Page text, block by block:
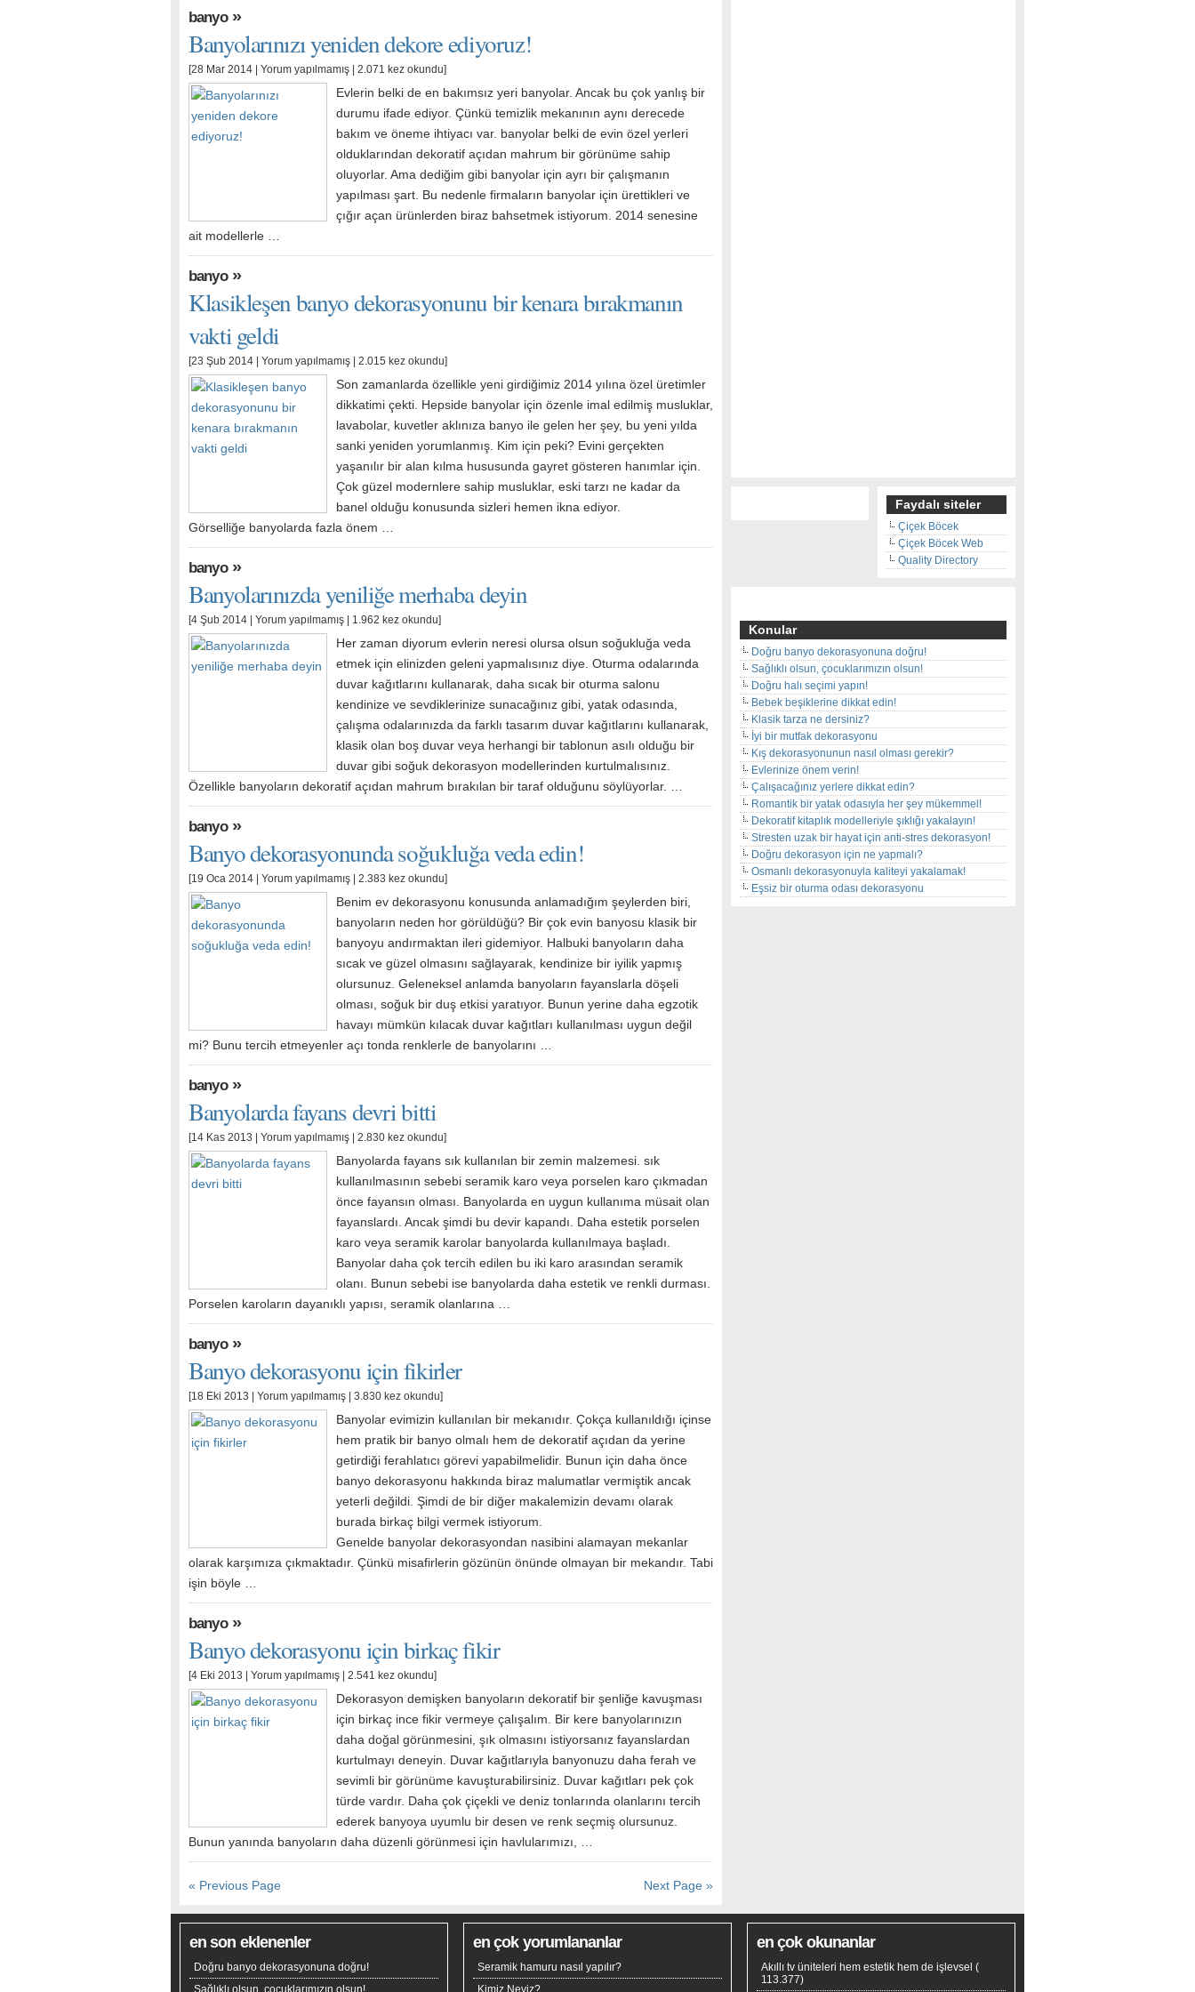
banyo»
Banyolarınızı yeniden dekore ediyoruz!
[28 Mar 2014 | Yorum yapılmamış | 2.071 kez okundu]
Evlerin belki de en bakımsız yeri banyolar. Ancak bu çok yanlış bir
durumu ifade ediyor. Çünkü temizlik mekanının aynı derecede
bakım ve öneme ihtiyacı var. banyolar belki de evin özel yerleri
olduklarından dekoratif açıdan mahrum bir görünüme sahip
oluyorlar. Ama dediğim gibi banyolar için ayrı bir çalışmanın
yapılması şart. Bu nedenle firmaların banyolar için ürettikleri ve
çığır açan ürünlerden biraz bahsetmek istiyorum. 2014 senesine
ait modellerle …
banyo»
Klasikleşen banyo dekorasyonunu bir kenara bırakmanın
vakti geldi
[23 Şub 2014 | Yorum yapılmamış | 2.015 kez okundu]
Son zamanlarda özellikle yeni girdiğimiz 2014 yılına özel üretimler
dikkatimi çekti. Hepside banyolar için özenle imal edilmiş musluklar,
lavabolar, kuvetler aklınıza banyo ile gelen her şey, bu yeni yılda
sanki yeniden yorumlanmış. Kim için peki? Evini gerçekten
yaşanılır bir alan kılma hususunda gayret gösteren hanımlar için.
Çok güzel modernlere sahip musluklar, eski tarzı ne kadar da
banel olduğu konusunda sizleri hemen ikna ediyor.
Görselliğe banyolarda fazla önem …
banyo»
Banyolarınızda yeniliğe merhaba deyin
[4 Şub 2014 | Yorum yapılmamış | 1.962 kez okundu]
Her zaman diyorum evlerin neresi olursa olsun soğukluğa veda
etmek için elinizden geleni yapmalısınız diye. Oturma odalarında
duvar kağıtlarını kullanarak, daha sıcak bir oturma salonu
kendinize ve sevdiklerinize sunacağınız gibi, yatak odasında,
çalışma odalarınızda da farklı tasarım duvar kağıtlarını kullanarak,
klasik olan boş duvar veya herhangi bir tablonun asılı olduğu bir
duvar gibi soğuk dekorasyon modellerinden kurtulmalısınız.
Özellikle banyoların dekoratif açıdan mahrum bırakılan bir taraf olduğunu söylüyorlar. …
banyo»
Banyo dekorasyonunda soğukluğa veda edin!
[19 Oca 2014 | Yorum yapılmamış | 2.383 kez okundu]
Benim ev dekorasyonu konusunda anlamadığım şeylerden biri,
banyoların neden hor görüldüğü? Bir çok evin banyosu klasik bir
banyoyu andırmaktan ileri gidemiyor. Halbuki banyoların daha
sıcak ve güzel olmasını sağlayarak, kendinize bir iyilik yapmış
olursunuz. Geleneksel anlamda banyoların fayanslarla döşeli
olması, soğuk bir duş etkisi yaratıyor. Bunun yerine daha egzotik
havayı mümkün kılacak duvar kağıtları kullanılması uygun değil
mi? Bunu tercih etmeyenler açı tonda renklerle de banyolarını …
banyo»
Banyolarda fayans devri bitti
[14 Kas 2013 | Yorum yapılmamış | 2.830 kez okundu]
Banyolarda fayans sık kullanılan bir zemin malzemesi. sık
kullanılmasının sebebi seramik karo veya porselen karo çıkmadan
önce fayansın olması. Banyolarda en uygun kullanıma müsait olan
fayanslardı. Ancak şimdi bu devir kapandı. Daha estetik porselen
karo veya seramik karolar banyolarda kullanılmaya başladı.
Banyolar daha çok tercih edilen bu iki karo arasından seramik
olanı. Bunun sebebi ise banyolarda daha estetik ve renkli durması.
Porselen karoların dayanıklı yapısı, seramik olanlarına …
banyo»
Banyo dekorasyonu için fikirler
[18 Eki 2013 | Yorum yapılmamış | 3.830 kez okundu]
Banyolar evimizin kullanılan bir mekanıdır. Çokça kullanıldığı içinse
hem pratik bir banyo olmalı hem de dekoratif açıdan da yerine
getirdiği ferahlatıcı görevi yapabilmelidir. Bunun için daha önce
banyo dekorasyonu hakkında biraz malumatlar vermiştik ancak
yeterli değildi. Şimdi de bir diğer makalemizin devamı olarak
burada birkaç bilgi vermek istiyorum.
Genelde banyolar dekorasyondan nasibini alamayan mekanlar
olarak karşımıza çıkmaktadır. Çünkü misafirlerin gözünün önünde olmayan bir mekandır. Tabi
işin böyle …
banyo»
Banyo dekorasyonu için birkaç fikir
[4 Eki 2013 | Yorum yapılmamış | 2.541 kez okundu]
Dekorasyon demişken banyoların dekoratif bir şenliğe kavuşması
için birkaç ince fikir vermeye çalışalım. Bir kere banyolarınızın
daha doğal görünmesini, şık olmasını istiyorsanız fayanslardan
kurtulmayı deneyin. Duvar kağıtlarıyla banyonuzu daha ferah ve
sevimli bir görünüme kavuşturabilirsiniz. Duvar kağıtları pek çok
türde vardır. Daha çok çiçekli ve deniz tonlarında olanlarını tercih
ederek banyoya uyumlu bir desen ve renk seçmiş olursunuz.
Bunun yanında banyoların daha düzenli görünmesi için havlularımızı, …
Next Page »
« Previous Page
Faydalı siteler
Çiçek Böcek
Çiçek Böcek Web
Quality Directory
Konular
Doğru banyo dekorasyonuna doğru!
Sağlıklı olsun, çocuklarımızın olsun!
Doğru halı seçimi yapın!
Bebek beşiklerine dikkat edin!
Klasik tarza ne dersiniz?
İyi bir mutfak dekorasyonu
Kış dekorasyonunun nasıl olması gerekir?
Evlerinize önem verin!
Çalışacağınız yerlere dikkat edin?
Romantik bir yatak odasıyla her şey mükemmel!
Dekoratif kitaplık modelleriyle şıklığı yakalayın!
Stresten uzak bir hayat için anti-stres dekorasyon!
Doğru dekorasyon için ne yapmalı?
Osmanlı dekorasyonuyla kaliteyi yakalamak!
Eşsiz bir oturma odası dekorasyonu
en son eklenenler
Doğru banyo dekorasyonuna doğru!
Sağlıklı olsun, çocuklarımızın olsun!
en çok yorumlananlar
Seramik hamuru nasıl yapılır?
Kimiz Neyiz?
en çok okunanlar
Akıllı tv üniteleri hem estetik hem de işlevsel (
113.377)